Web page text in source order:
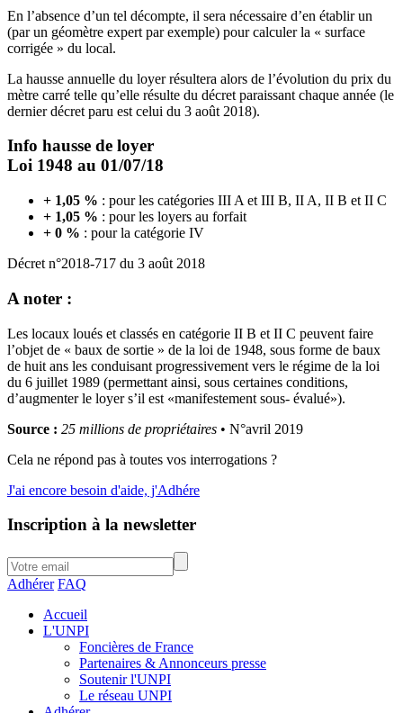
En l’absence d’un tel décompte, il sera nécessaire d’en établir un
(par un géomètre expert par exemple) pour calculer la « surface
corrigée » du local.
La hausse annuelle du loyer résultera alors de l’évolution du prix du
mètre carré telle qu’elle résulte du décret paraissant chaque année (le
dernier décret paru est celui du 3 août 2018).
Info hausse de loyer
Loi 1948 au 01/07/18
+ 1,05 % : pour les catégories III A et III B, II A, II B et II C
+ 1,05 % : pour les loyers au forfait
+ 0 % : pour la catégorie IV
Décret n°2018-717 du 3 août 2018
A noter :
Les locaux loués et classés en catégorie II B et II C peuvent faire
l’objet de « baux de sortie » de la loi de 1948, sous forme de baux
de huit ans les conduisant progressivement vers le régime de la loi
du 6 juillet 1989 (permettant ainsi, sous certaines conditions,
d’augmenter le loyer s’il est «manifestement sous- évalué»).
Source : 25 millions de propriétaires • N°avril 2019
Cela ne répond pas à toutes vos interrogations ?
J'ai encore besoin d'aide, j'Adhére
Inscription à la newsletter
Adhérer FAQ
Accueil
L'UNPI
Foncières de France
Partenaires & Annonceurs presse
Soutenir l'UNPI
Le réseau UNPI